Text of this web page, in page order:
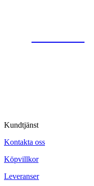
Kundtjänst
Kontakta oss
Köpvillkor
Leveranser